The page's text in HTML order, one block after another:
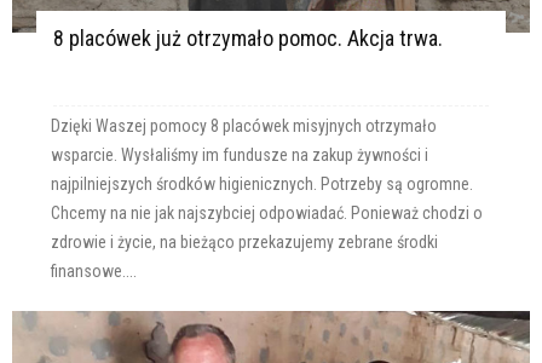
8 placówek już otrzymało pomoc. Akcja trwa.
Dzięki Waszej pomocy 8 placówek misyjnych otrzymało
wsparcie. Wysłaliśmy im fundusze na zakup żywności i
najpilniejszych środków higienicznych. Potrzeby są ogromne.
Chcemy na nie jak najszybciej odpowiadać. Ponieważ chodzi o
zdrowie i życie, na bieżąco przekazujemy zebrane środki
finansowe....